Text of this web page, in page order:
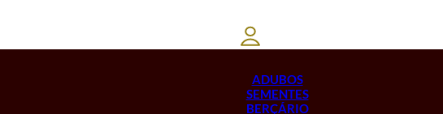
ADUBOS
SEMENTES
BERÇÁRIO